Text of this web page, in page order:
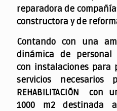
reparadora de
constructora y de
Contando con una
dinámica de personal
con instalaciones para
servicios necesarios
REHABILITACIÓN
1000 m2 destinada